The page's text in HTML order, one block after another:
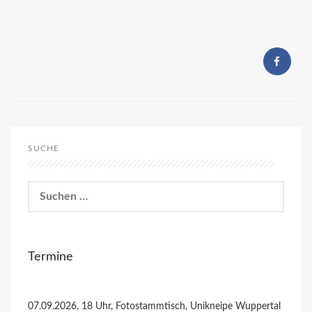
SUCHE
nach:
Termine
07.09.2026, 18 Uhr, Fotostammtisch, Unikneipe Wuppertal